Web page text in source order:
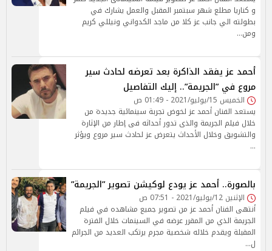
و كناريا مطلع شهر سبتمبر المقبل والعمل يشارك في
بطولته الي جانب عز كلا من ماجد الكدواني ونيللي كريم
ومن…
أحمد عز يفقد الذاكرة بعد تعرضه لحادث سير
مروع في ”الجريمة”.. إليك التفاصيل
الخميس 15/يوليو/2021 - 01:49 ص
يستعد الفنان أحمد عز لخوض تجربة سينمائية جديدة من
خلال فيلم الجريمة والذى تدور أحداثه فى إطار من الإثارة
والتشويق وخلال الأحداث يتعرض عز لحادث سير مروع ويؤثر
…
بالصورة.. أحمد عز يودع لوكيشن تصوير ”الجريمة”
الإثنين 12/يوليو/2021 - 07:51 ص
أنتهى الفنان أحمد عز من تصوير جميع مشاهده في فيلم
الجريمة الذي من المقرر عرضه في السينمات خلال الفترة
المقبلة ويقدم خلاله شخصية مجرم يرتكب العديد من الجرائم
ل…